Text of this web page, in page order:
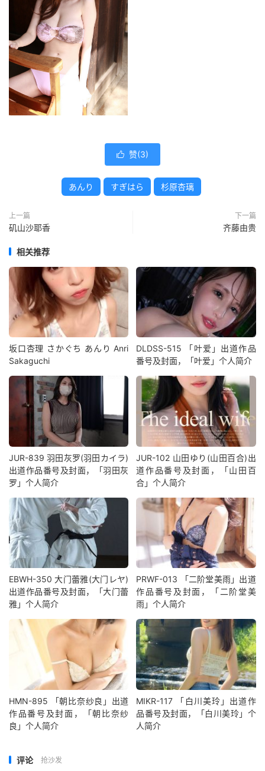
 赞(3)
あんり すぎはら 杉原杏璃
上一篇
矶山沙耶香
下一篇
齐藤由贵
相关推荐
坂口杏理 さかぐち あんり Anri
Sakaguchi
DLDSS-515 「叶爱」出道作品
番号及封面，「叶爱」个人简介
JUR-839 羽田灰罗(羽田カイラ)
出道作品番号及封面，「羽田灰
罗」个人简介
JUR-102 山田ゆり(山田百合)出
道作品番号及封面，「山田百
合」个人简介
EBWH-350 大门蕾雅(大门レヤ)
出道作品番号及封面，「大门蕾
雅」个人简介
PRWF-013 「二阶堂美雨」出道
作品番号及封面，「二阶堂美
雨」个人简介
HMN-895 「朝比奈纱良」出道
作品番号及封面，「朝比奈纱
良」个人简介
MIKR-117 「白川美玲」出道作
品番号及封面，「白川美玲」个
人简介
评论 抢沙发